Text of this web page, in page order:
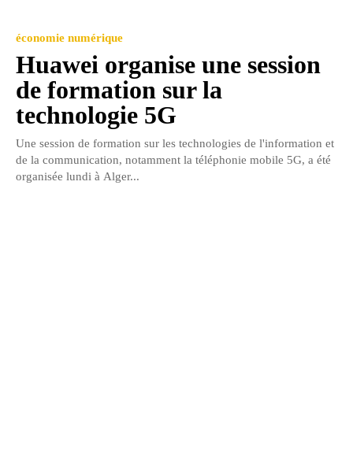
économie numérique
Huawei organise une session
de formation sur la
technologie 5G
Une session de formation sur les technologies de l'information et
de la communication, notamment la téléphonie mobile 5G, a été
organisée lundi à Alger...